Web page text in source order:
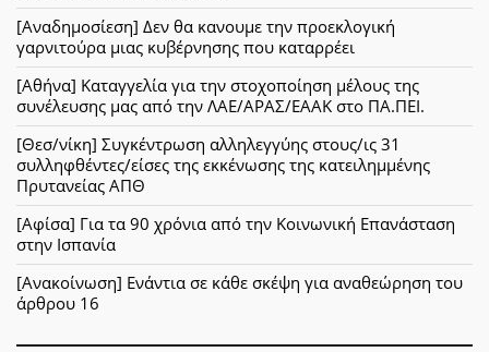
[Αναδημοσίεση] Δεν θα κανουμε την προεκλογική
γαρνιτούρα μιας κυβέρνησης που καταρρέει
[Αθήνα] Καταγγελία για την στοχοποίηση μέλους της
συνέλευσης μας από την ΛΑΕ/ΑΡΑΣ/ΕΑΑΚ στο ΠΑ.ΠΕΙ.
[Θεσ/νίκη] Συγκέντρωση αλληλεγγύης στους/ις 31
συλληφθέντες/είσες της εκκένωσης της κατειλημμένης
Πρυτανείας ΑΠΘ
[Αφίσα] Για τα 90 χρόνια από την Κοινωνική Επανάσταση
στην Ισπανία
[Ανακοίνωση] Ενάντια σε κάθε σκέψη για αναθεώρηση του
άρθρου 16